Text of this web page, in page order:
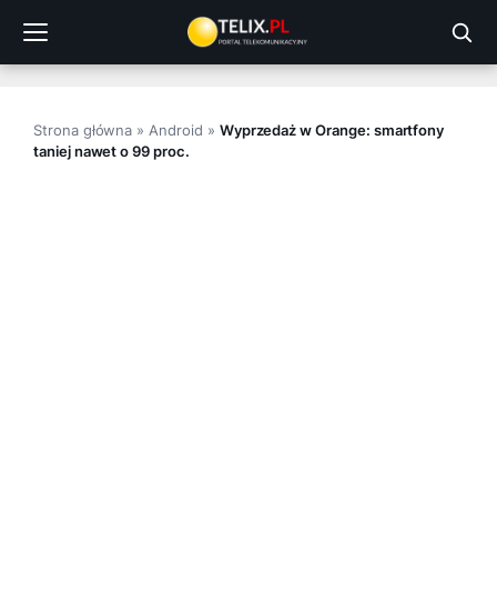
treści
Strona główna » Android » Wyprzedaż w Orange: smartfony
taniej nawet o 99 proc.